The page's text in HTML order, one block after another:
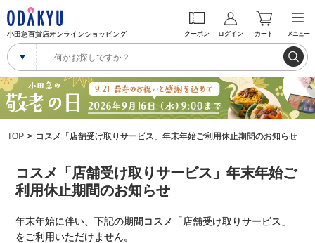
小田急百貨店オンラインショッピング クーポン ログイン カート メニュー
TOP コスメ「店舗受け取りサービス」年末年始ご利用休止期間のお知らせ
コスメ「店舗受け取りサービス」年末年始ご
利用休止期間のお知らせ
年末年始に伴い、下記の期間コスメ「店舗受け取りサービス」
をご利用いただけません。